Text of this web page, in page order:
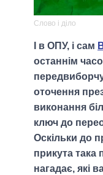
Слово і діло
І в ОПУ, і сам
останнім
оточення
виконання
ключ до
Оскільки до
прикута така
нагадає, які